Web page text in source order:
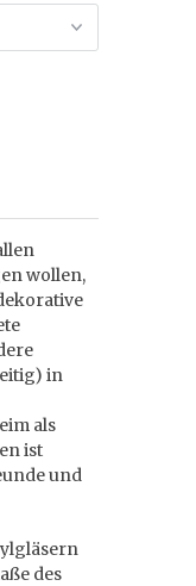
wollen,
in
als
ist
und
des